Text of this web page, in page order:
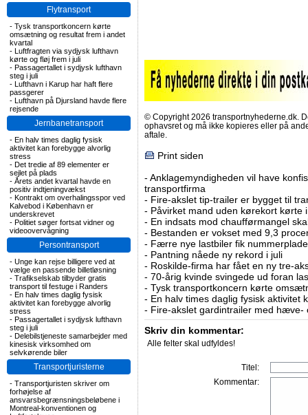
Flytransport
- Tysk transportkoncern kørte
omsætning og resultat frem i andet
kvartal
- Luftfragten via sydjysk lufthavn
kørte og fløj frem i juli
- Passagertallet i sydjysk lufthavn
steg i juli
- Lufthavn i Karup har haft flere
passgerer
- Lufthavn på Djursland havde flere
rejsende
Jernbanetransport
- En halv times daglig fysisk
aktivitet kan forebygge alvorlig
stress
- Det tredie af 89 elementer er
sejlet på plads
- Årets andet kvartal havde en
positiv indtjeningvækst
- Kontrakt om overhalingsspor ved
Kalvebod i København er
underskrevet
- Politiet søger fortsat vidner og
videoovervågning
Persontransport
- Unge kan rejse billigere ved at
vælge en passende billetløsning
- Trafikselskab tilbyder gratis
transport til festuge i Randers
- En halv times daglig fysisk
aktivitet kan forebygge alvorlig
stress
- Passagertallet i sydjysk lufthavn
steg i juli
- Delebilstjeneste samarbejder med
kinesisk virksomhed om
selvkørende biler
Transportjuristerne
- Transportjuristen skriver om
forhøjelse af
ansvarsbegrænsningsbeløbene i
Montreal-konventionen og
© Copyright 2026 transportnyhederne.dk.
ophavsret og må ikke kopieres eller på
aftale.
Print siden
- Anklagemyndigheden vil have
transportfirma
- Fire-akslet tip-trailer er bygget til
- Påvirket mand uden kørekort kørte
- En indsats mod chaufførmangel
- Bestanden er vokset med 9,3
- Færre nye lastbiler fik
- Pantning nåede ny rekord i juli
- Roskilde-firma har fået en ny tre-
- 70-årig kvinde svingede ud foran
- Tysk transportkoncern kørte
- En halv times daglig fysisk aktivitet
- Fire-akslet gardintrailer med hæve-
Skriv din kommentar:
Alle felter skal udfyldes!
Titel:
Kommentar: